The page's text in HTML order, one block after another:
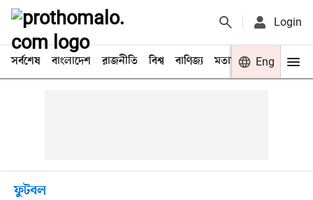
Login
সর্বশেষ বাংলাদেশ রাজনীতি বিশ্ব বাণিজ্য মতামত খেলা
Eng
ফুটবল